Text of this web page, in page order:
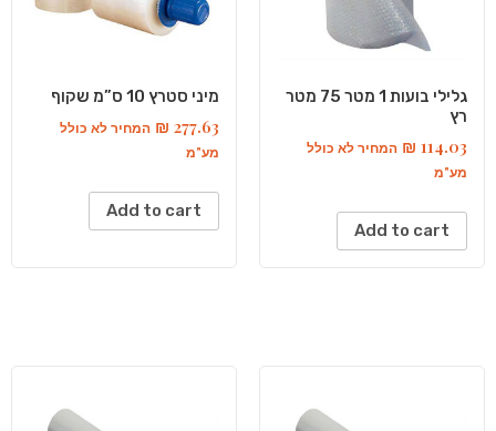
גלילי בועות 1 מטר 75 מטר
רץ
₪ 114.03
המחיר לא כולל
מע"מ
Add to cart
מיני סטרץ 10 ס”מ שקוף
₪ 277.63
המחיר לא כולל
מע"מ
Add to cart